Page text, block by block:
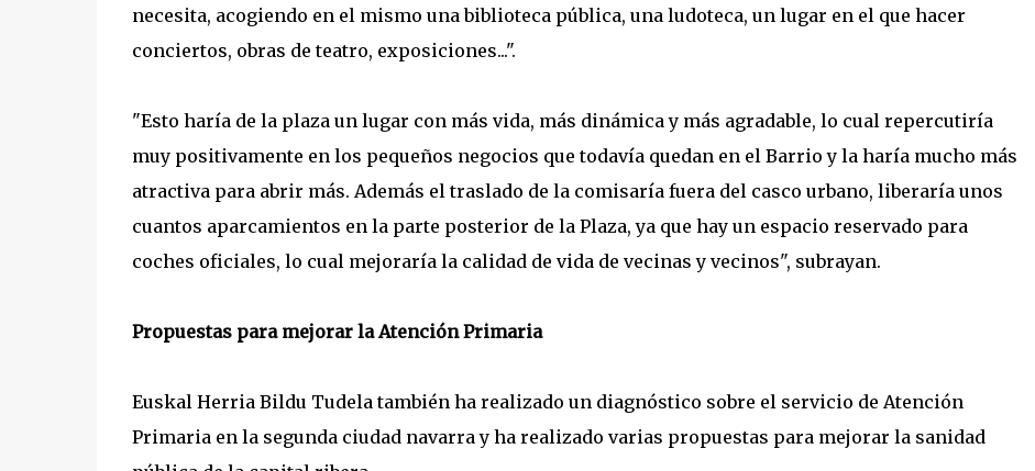
necesita, acogiendo en el mismo una biblioteca pública, una ludoteca, un lugar en el que hacer
conciertos, obras de teatro, exposiciones...".
"Esto haría de la plaza un lugar con más vida, más dinámica y más agradable, lo cual repercutiría
muy positivamente en los pequeños negocios que todavía quedan en el Barrio y la haría mucho más
atractiva para abrir más. Además el traslado de la comisaría fuera del casco urbano, liberaría unos
cuantos aparcamientos en la parte posterior de la Plaza, ya que hay un espacio reservado para
coches oficiales, lo cual mejoraría la calidad de vida de vecinas y vecinos", subrayan.
Propuestas para mejorar la Atención Primaria
Euskal Herria Bildu Tudela también ha realizado un diagnóstico sobre el servicio de Atención
Primaria en la segunda ciudad navarra y ha realizado varias propuestas para mejorar la sanidad